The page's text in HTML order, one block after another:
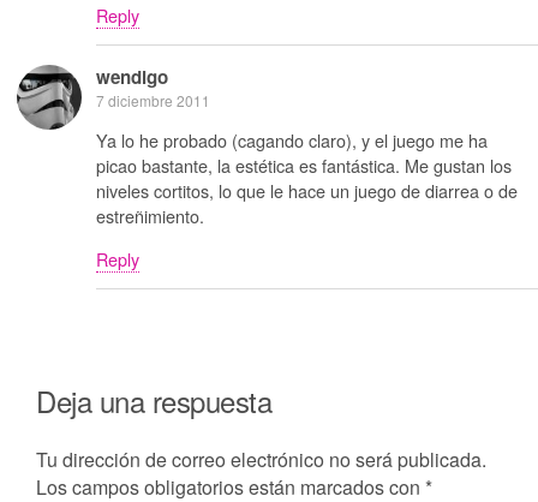
Reply
wendigo
7 diciembre 2011
Ya lo he probado (cagando claro), y el juego me ha
picao bastante, la estética es fantástica. Me gustan los
niveles cortitos, lo que le hace un juego de diarrea o de
estreñimiento.
Reply
Deja una respuesta
Tu dirección de correo electrónico no será publicada.
Los campos obligatorios están marcados con *